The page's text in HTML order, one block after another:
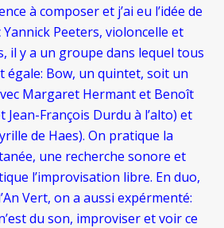
à composer et j’ai eu l’idée de
Peeters, violoncelle et
il y a un groupe dans lequel tous
Bow, un quintet, soit un
Margaret Hermant et Benoît
Jean-François Durdu à l’alto) et
de Haes). On pratique la
une recherche sonore et
l’improvisation libre. En duo,
Vert, on a aussi expérmenté:
du son, improviser et voir ce